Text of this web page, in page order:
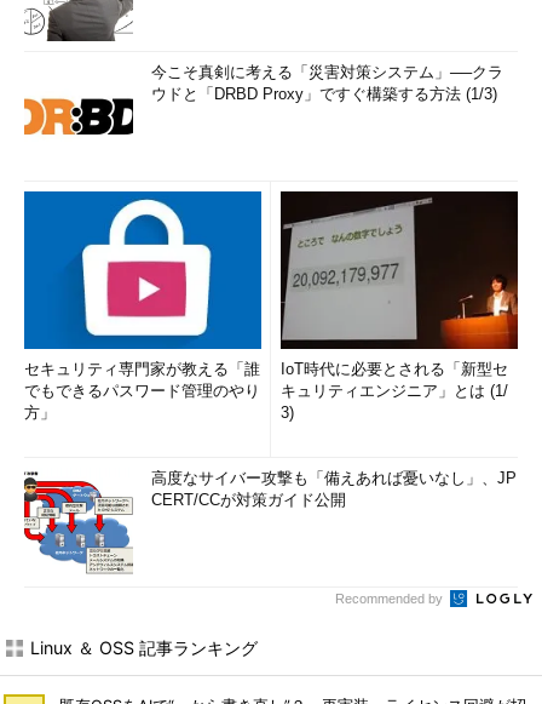
今こそ真剣に考える「災害対策システム」──クラ
ウドと「DRBD Proxy」ですぐ構築する方法 (1/3)
セキュリティ専門家が教える「誰
でもできるパスワード管理のやり
方」
IoT時代に必要とされる「新型セ
キュリティエンジニア」とは (1/
3)
高度なサイバー攻撃も「備えあれば憂いなし」、JP
CERT/CCが対策ガイド公開
Recommended by
Linux ＆ OSS 記事ランキング